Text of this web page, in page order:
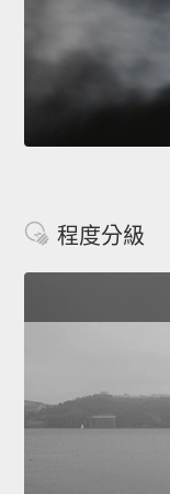
程度分級